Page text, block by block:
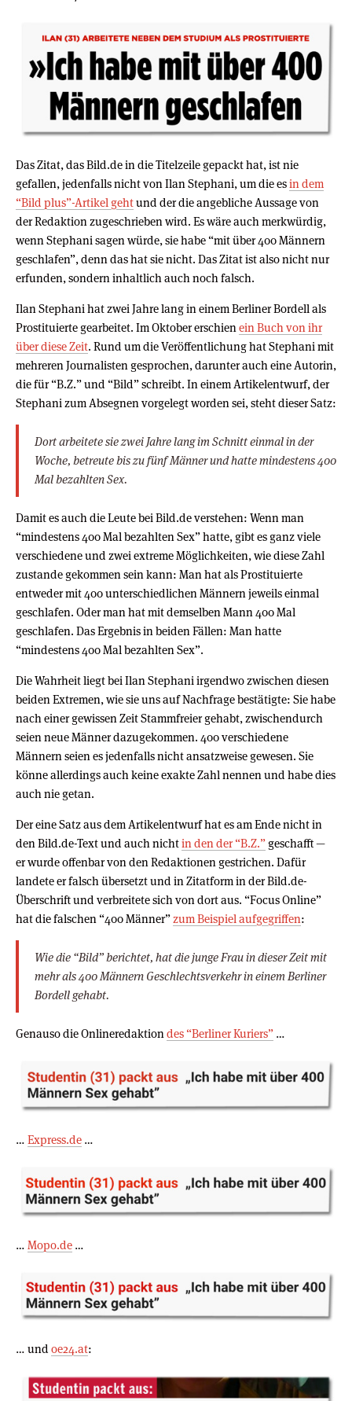
Das Zitat, das Bild.de in die Titelzeile gepackt hat, ist nie
gefallen, jedenfalls nicht von Ilan Stephani, um die esin dem
“Bild plus”-Artikel gehtund der die angebliche Aussage von
der Redaktion zugeschrieben wird. Es wäre auch merkwürdig,
wenn Stephani sagen würde, sie habe “mit über 400 Männern
geschlafen”, denn das hat sie nicht. Das Zitat ist also nicht nur
erfunden, sondern inhaltlich auch noch falsch.
Ilan Stephani hat zwei Jahre lang in einem Berliner Bordell als
Prostituierte gearbeitet. Im Oktober erschienein Buch von ihr
über diese Zeit. Rund um die Veröffentlichung hat Stephani mit
mehreren Journalisten gesprochen, darunter auch eine Autorin,
die für “B.Z.” und “Bild” schreibt. In einem Artikelentwurf, der
Stephani zum Absegnen vorgelegt worden sei, steht dieser Satz:
Dort arbeitete sie zwei Jahre lang im Schnitt einmal in der
Woche, betreute bis zu fünf Männer und hatte mindestens 400
Mal bezahlten Sex.
Damit es auch die Leute bei Bild.de verstehen: Wenn man
“mindestens 400 Mal bezahlten Sex” hatte, gibt es ganz viele
verschiedene und zwei extreme Möglichkeiten, wie diese Zahl
zustande gekommen sein kann: Man hat als Prostituierte
entweder mit 400 unterschiedlichen Männern jeweils einmal
geschlafen. Oder man hat mit demselben Mann 400 Mal
geschlafen. Das Ergebnis in beiden Fällen: Man hatte
“mindestens 400 Mal bezahlten Sex”.
Die Wahrheit liegt bei Ilan Stephani irgendwo zwischen diesen
beiden Extremen, wie sie uns auf Nachfrage bestätigte: Sie habe
nach einer gewissen Zeit Stammfreier gehabt, zwischendurch
seien neue Männer dazugekommen. 400 verschiedene
Männern seien es jedenfalls nicht ansatzweise gewesen. Sie
könne allerdings auch keine exakte Zahl nennen und habe dies
auch nie getan.
Der eine Satz aus dem Artikelentwurf hat es am Ende nicht in
den Bild.de-Text und auch nichtin den der “B.Z.”geschafft —
er wurde offenbar von den Redaktionen gestrichen. Dafür
landete er falsch übersetzt und in Zitatform in der Bild.de-
Überschrift und verbreitete sich von dort aus. “Focus Online”
hat die falschen “400 Männer”zum Beispiel aufgegriffen:
Wie die “Bild” berichtet, hat die junge Frau in dieser Zeit mit
mehr als 400 Männern Geschlechtsverkehr in einem Berliner
Bordell gehabt.
Genauso die Onlineredaktiondes “Berliner Kuriers” …
… Express.de …
… Mopo.de …
… und oe24.at: